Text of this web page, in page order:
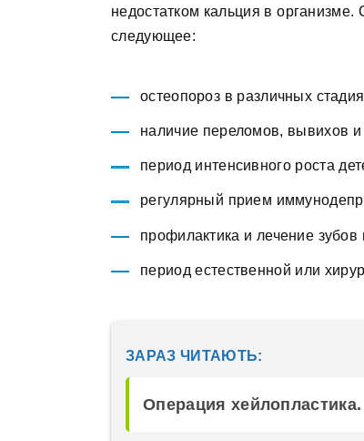
недостатком кальция в
следующее:
остеопороз в различных
наличие переломов, вывихов и
период интенсивного роста
регулярный прием
профилактика и лечение
период естественной или
ЗАРАЗ ЧИТАЮТЬ:
Операция